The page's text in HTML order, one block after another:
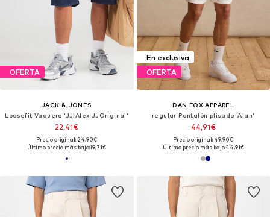
OFERTA
JACK & JONES
Loosefit Vaquero 'JJIAlex JJOriginal'
22,41€
Precio original: 24,90€
Último precio más bajo:19,71€
En exclusiva
OFERTA
DAN FOX APPAREL
regular Pantalón plisado 'Alan'
44,91€
Precio original: 49,90€
Último precio más bajo:44,91€